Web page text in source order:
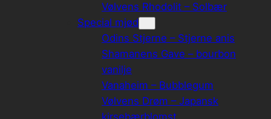
Vølvens Rhodolit – Solbær
Special mjød
Odins Stjerne – Stjerne anis
Shamanens Gave – bourbon
vanilje
Vanaheim – Bubblegum
Vølvens Drøm – Japansk
kirsebærblomst